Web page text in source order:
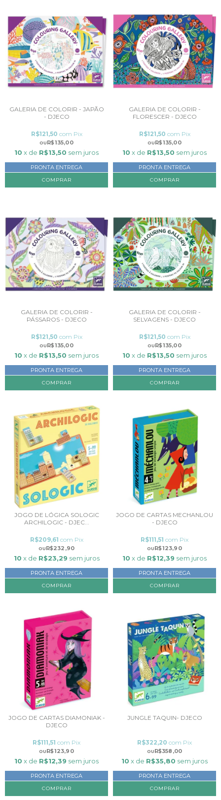
GALERIA DE COLORIR - JAPÃO
- DJECO
R$135,00
R$121,50 com Pix
10 x de R$13,50 sem juros
PRONTA ENTREGA
GALERIA DE COLORIR -
FLORESCER - DJECO
R$135,00
R$121,50 com Pix
10 x de R$13,50 sem juros
PRONTA ENTREGA
GALERIA DE COLORIR -
PÁSSAROS - DJECO
R$135,00
R$121,50 com Pix
10 x de R$13,50 sem juros
PRONTA ENTREGA
GALERIA DE COLORIR -
SELVAGENS - DJECO
R$135,00
R$121,50 com Pix
10 x de R$13,50 sem juros
PRONTA ENTREGA
JOGO DE LÓGICA SOLOGIC
ARCHILOGIC - DJEC...
R$232,90
R$209,61 com Pix
10 x de R$23,29 sem juros
PRONTA ENTREGA
JOGO DE CARTAS MECHANLOU
- DJECO
R$123,90
R$111,51 com Pix
10 x de R$12,39 sem juros
PRONTA ENTREGA
JOGO DE CARTAS DIAMONIAK -
DJECO
R$123,90
R$111,51 com Pix
10 x de R$12,39 sem juros
PRONTA ENTREGA
JUNGLE TAQUIN- DJECO
R$358,00
R$322,20 com Pix
10 x de R$35,80 sem juros
PRONTA ENTREGA